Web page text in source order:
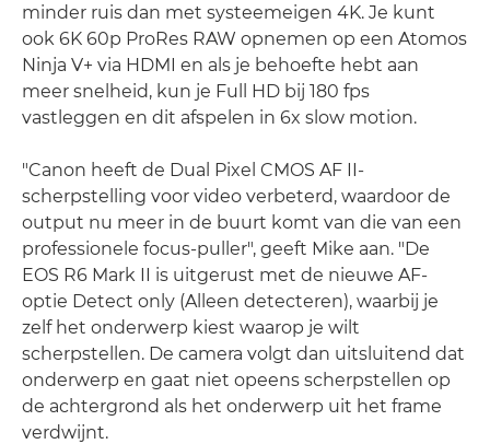
minder ruis dan met systeemeigen 4K. Je kunt
ook 6K 60p ProRes RAW opnemen op een Atomos
Ninja V+ via HDMI en als je behoefte hebt aan
meer snelheid, kun je Full HD bij 180 fps
vastleggen en dit afspelen in 6x slow motion.
"Canon heeft de Dual Pixel CMOS AF II-
scherpstelling voor video verbeterd, waardoor de
output nu meer in de buurt komt van die van een
professionele focus-puller", geeft Mike aan. "De
EOS R6 Mark II is uitgerust met de nieuwe AF-
optie Detect only (Alleen detecteren), waarbij je
zelf het onderwerp kiest waarop je wilt
scherpstellen. De camera volgt dan uitsluitend dat
onderwerp en gaat niet opeens scherpstellen op
de achtergrond als het onderwerp uit het frame
verdwijnt.